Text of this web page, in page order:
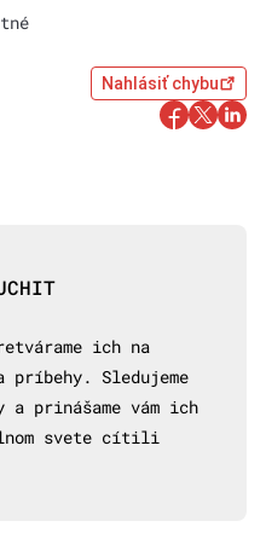
Nahlásiť chybu
ich na
príbehy. Sledujeme
prinášame vám ich
svete cítili